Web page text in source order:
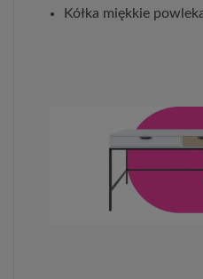
Kółka miękkie